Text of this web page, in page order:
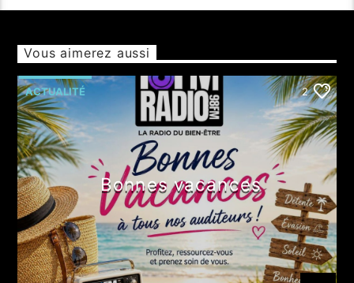
Vous aimerez aussi
ACTUALITÉ 2
Bonnes vacances